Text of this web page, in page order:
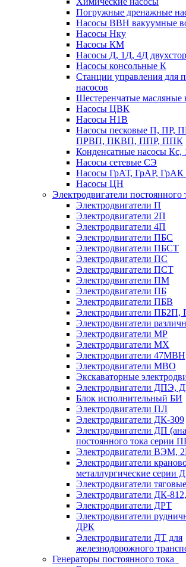
Погружные дренажные
Насосы ВВН вакуумные
Насосы Нку
Насосы КМ
Насосы Д, 1Д, 4Д
Насосы консольные К
Станции управления для
насосов
Шестеренчатые масляные
Насосы ЦВК
Насосы Н1В
Насосы песковые П, ПР,
ПРВП, ПКВП, ППР, ППК
Конденсатные насосы
Насосы сетевые СЭ
Насосы ГрАТ, ГрАР, ГрАК
Насосы ЦН
Электродвигатели постоянного
Электродвигатели П
Электродвигатели 2П
Электродвигатели 4П
Электродвигатели ПБС
Электродвигатели ПБСТ
Электродвигатели ПС
Электродвигатели ПСТ
Электродвигатели ПМ
Электродвигатели ПБ
Электродвигатели ПБВ
Электродвигатели ПБ2П,
Электродвигатели
Электродвигатели МР
Электродвигатели MX
Электродвигатели
Электродвигатели MBO
Экскаваторные
Электродвигатели ДПЭ,
Блок исполнительный БИ
Электродвигатели ПЛ
Электродвигатели ДК-309
Электродвигатели ДП
постоянного тока серии
Электродвигатели ВЭМ,
Электродвигатели
металлургические серии Д
Электродвигатели
Электродвигатели ДК-
Электродвигатели ДРТ
Электродвигатели
ДРК
Электродвигатели ДТ для
железнодорожного
Генераторы постоянного тока